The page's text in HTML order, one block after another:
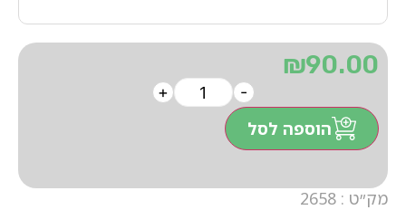
מק״ט : 2658
₪90.00
-
+
הוספה לסל